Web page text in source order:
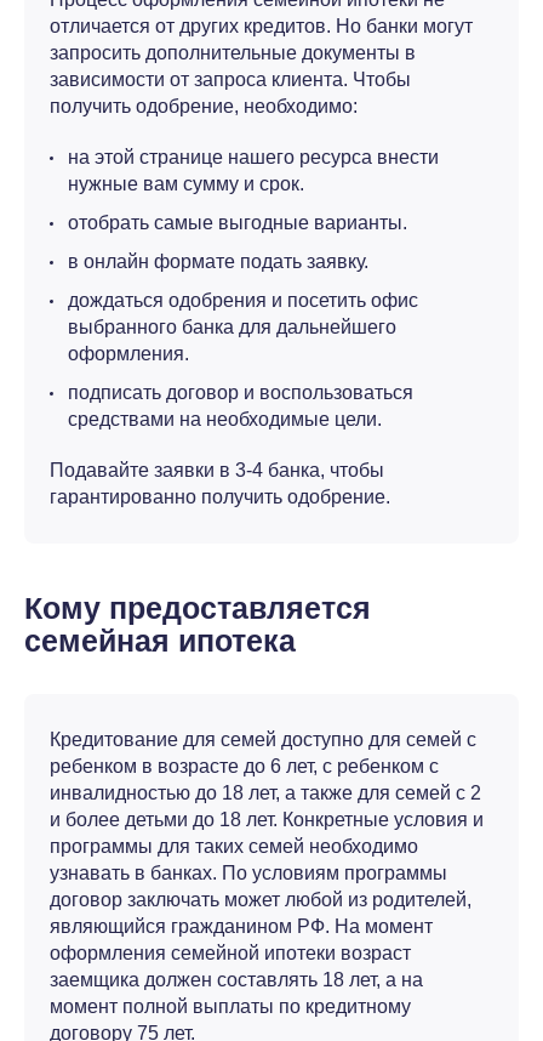
отличается от других кредитов. Но банки могут
запросить дополнительные документы в
зависимости от запроса клиента. Чтобы
получить одобрение, необходимо:
на этой странице нашего ресурса внести
нужные вам сумму и срок.
отобрать самые выгодные варианты.
в онлайн формате подать заявку.
дождаться одобрения и посетить офис
выбранного банка для дальнейшего
оформления.
подписать договор и воспользоваться
средствами на необходимые цели.
Подавайте заявки в 3-4 банка, чтобы
гарантированно получить одобрение.
Кому предоставляется
семейная ипотека
Кредитование для семей доступно для семей с
ребенком в возрасте до 6 лет, с ребенком с
инвалидностью до 18 лет, а также для семей с 2
и более детьми до 18 лет. Конкретные условия и
программы для таких семей необходимо
узнавать в банках. По условиям программы
договор заключать может любой из родителей,
являющийся гражданином РФ. На момент
оформления семейной ипотеки возраст
заемщика должен составлять 18 лет, а на
момент полной выплаты по кредитному
договору 75 лет.